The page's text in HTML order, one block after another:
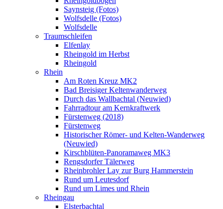
Saynsteig (Fotos)
Wolfsdelle (Fotos)
Wolfsdelle
Traumschleifen
Elfenlay
Rheingold im Herbst
Rheingold
Rhein
Am Roten Kreuz MK2
Bad Breisiger Keltenwanderweg
Durch das Wallbachtal (Neuwied)
Fahrradtour am Kernkraftwerk
Fürstenweg (2018)
Fürstenweg
Historischer Römer- und Kelten-Wanderweg
(Neuwied)
Kirschblüten-Panoramaweg MK3
Rengsdorfer Tälerweg
Rheinbrohler Lay zur Burg Hammerstein
Rund um Leutesdorf
Rund um Limes und Rhein
Rheingau
Elsterbachtal